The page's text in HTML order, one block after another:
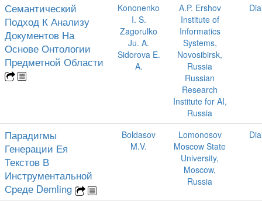
Семантический
Подход К Анализу
Документов На
Основе Онтологии
Предметной Области
Kononenko
I. S.
Zagorulko
Ju. A.
Sidorova E.
A.
A.P. Ershov
Institute of
Informatics
Systems,
Novosibirsk,
Russia
Russian
Research
Institute for AI,
Russia
Парадигмы
Генерации Ея
Текстов В
Инструментальной
Среде Demling
Boldasov
M.V.
Lomonosov
Moscow State
University,
Moscow,
Russia